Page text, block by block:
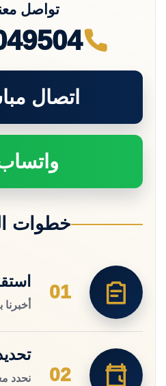
تواصل
اتصال
خطوات
01
02
نحدد